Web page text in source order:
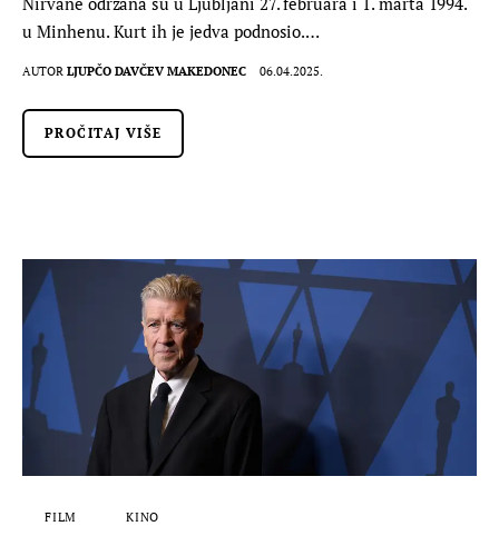
u Minhenu. Kurt ih je jedva podnosio.…
AUTOR LJUPČO DAVČEV MAKEDONEC 06.04.2025.
PROČITAJ VIŠE
FILM KINO